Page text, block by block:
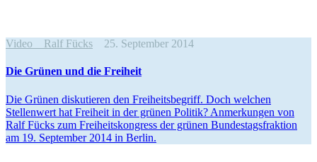
Video Ralf Fücks 25. September 2014
Die Grünen und die Freiheit
Die Grünen disku­tieren den Freiheits­be­griff. Doch welchen
Stellenwert hat Freiheit in der grünen Politik? Anmer­kungen von
Ralf Fücks zum Freiheits­kon­gress der grünen Bundes­tags­fraktion
am 19. September 2014 in Berlin.